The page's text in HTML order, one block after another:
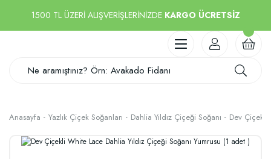
1500 TL ÜZERİ ALIŞVERİŞLERİNİZDE KARGO ÜCRETSİZ
Anasayfa Yazlık Çiçek Soğanları Dahlia Yıldız Çiçeği Soğanı Dev Çiçekli